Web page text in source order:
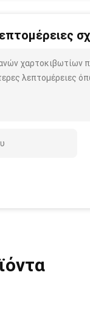
χαρτοκιβωτίων
λεπτομέρειες